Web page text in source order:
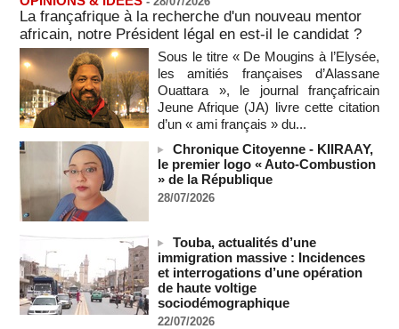
vives de la nation
07/08/2026 -
Polémique à l’Assemblée nationale : Yaël Braun-Pivet se dit
"dépassée" par les critiques concernant le nouveau pavillon
07/08/2026 -
Depuis le « cessez-le-feu » à Gaza, les forces israéliennes
ont tué 300 enfants palestiniens (UNICEF)
Guinée-Bissau - Première visite de la médiation sénégalaise
après le sommet de la Cedeao
07/08/2026 -
Bénin: Patrice Talon élu président du Sénat, moins de trois
mois après son départ du pouvoir
07/08/2026
Mali-Algérie : le PM Maïga affirme qu’il n’y a « aucune
rupture diplomatique » entre les 2 pays
07/08/2026 -
La françafrique à la recherche d'un nouveau mentor
africain, notre Président légal en est-il le candidat ?
Sous le titre « De Mougins à l’Elysée,
les amitiés françaises d’Alassane
Ouattara », le journal françafricain
Jeune Afrique (JA) livre cette citation
d’un « ami français » du...
Chronique Citoyenne - KIIRAAY,
le premier logo « Auto-Combustion
» de la République
28/07/2026
Touba, actualités d’une
immigration massive : Incidences
et interrogations d’une opération
de haute voltige
sociodémographique
22/07/2026